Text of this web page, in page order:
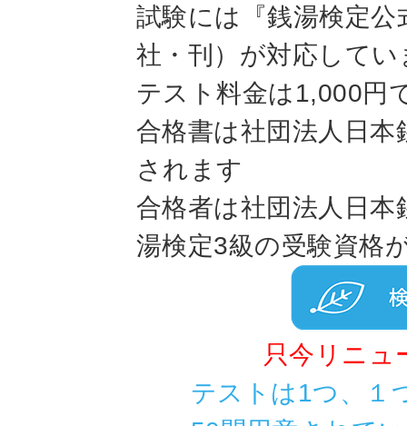
試験には『銭湯検定
社・刊）が対応してい
テスト料金は1,000円
合格書は社団法人日
されます
合格者は社団法人日
湯検定3級の受験資格
只今リニュ
テストは1つ、１